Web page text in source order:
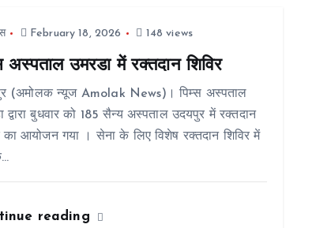
February 18, 2026 148 views
अस्पताल उमरडा में रक्तदान शिविर
(अमोलक न्यूज Amolak News)। पिम्स अस्पताल
द्वारा बुधवार को 185 सैन्य अस्पताल उदयपुर में रक्तदान
का आयोजन गया । सेना के लिए विशेष रक्तदान शिविर में
reading